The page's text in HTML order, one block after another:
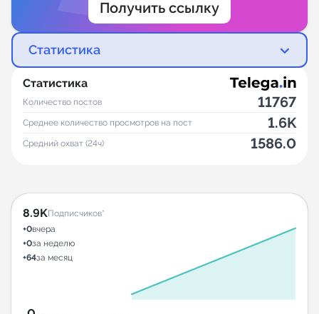
Получить ссылку
Статистика
Статистика
Количество постов 11767
Среднее количество просмотров на пост 1.6K
Средний охват (24ч) 1586.0
8.9KПодписчиков*
+0вчера
+0за неделю
+64за месяц